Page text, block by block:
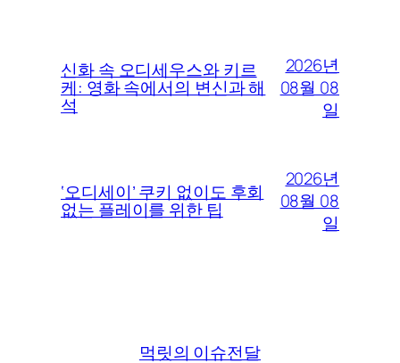
신화 속 오디세우스와 키르
케: 영화 속에서의 변신과 해
석
2026년
08월 08
일
‘오디세이’ 쿠키 없이도 후회
없는 플레이를 위한 팁
2026년
08월 08
일
먹릿의 이슈전달